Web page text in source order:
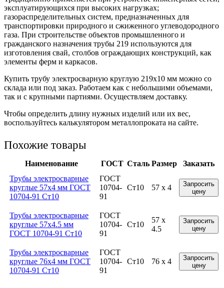
эксплуатирующихся при высоких нагрузках;
газораспределительных систем, предназначенных для
транспортировки природного и сжиженного углеводородного
газа. При строительстве объектов промышленного и
гражданского назначения трубы 219 используются для
изготовления свай, столбов ограждающих конструкций, как
элементы ферм и каркасов.
Купить трубу электросварную круглую 219х10 мм можно со
склада или под заказ. Работаем как с небольшими объемами,
так и с крупными партиями. Осуществляем доставку.
Чтобы определить длину нужных изделий или их вес,
воспользуйтесь калькулятором металлопроката на сайте.
Похожие товары
Наименование ГОСТ Сталь Размер
Заказать
Трубы электросварные
круглые 57x4 мм ГОСТ
10704-91 Ст10
ГОСТ
10704-
91
Ст10 57 x 4
Запросить
цену
Трубы электросварные
круглые 57x4.5 мм
ГОСТ 10704-91 Ст10
ГОСТ
10704-
91
Ст10
57 x
4.5
Запросить
цену
Трубы электросварные
круглые 76x4 мм ГОСТ
10704-91 Ст10
ГОСТ
10704-
91
Ст10 76 x 4
Запросить
цену